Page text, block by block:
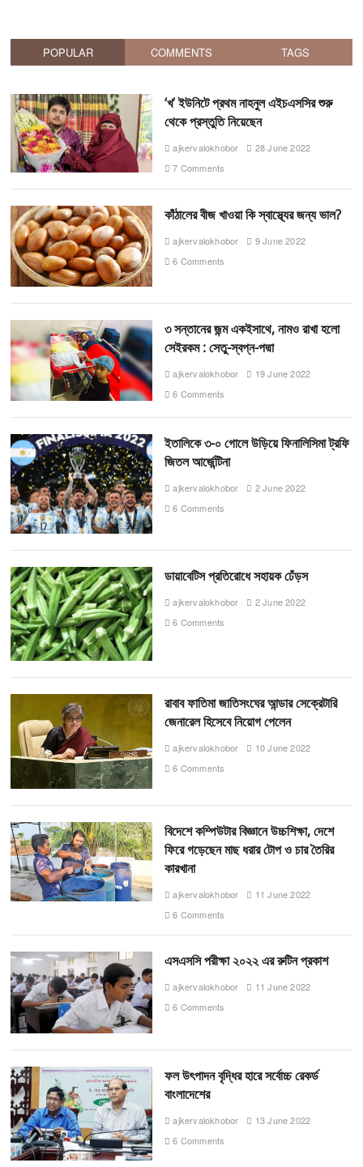
POPULAR COMMENTS TAGS
‘খ’ ইউনিটে প্রথম নাহনুল এইচএসসির শুরু
থেকে প্রস্তুতি নিয়েছেন
ajkervalokhobor
28 June 2022
7 Comments
কাঁঠালের বীজ খাওয়া কি স্বাস্থ্যের জন্য ভাল?
ajkervalokhobor
9 June 2022
6 Comments
৩ সন্তানের জন্ম একইসাথে, নামও রাখা হলো
সেইরকম : সেতু-স্বপ্ন-পদ্মা
ajkervalokhobor
19 June 2022
6 Comments
ইতালিকে ৩-০ গোলে উড়িয়ে ফিনালিসিমা ট্রফি
জিতল আর্জেন্টিনা
ajkervalokhobor
2 June 2022
6 Comments
ডায়াবেটিস প্রতিরোধে সহায়ক ঢেঁড়স
ajkervalokhobor
2 June 2022
6 Comments
রাবাব ফাতিমা জাতিসংঘের আন্ডার সেক্রেটারি
জেনারেল হিসেবে নিয়োগ পেলেন
ajkervalokhobor
10 June 2022
6 Comments
বিদেশে কম্পিউটার বিজ্ঞানে উচ্চশিক্ষা, দেশে
ফিরে গড়েছেন মাছ ধরার টোপ ও চার তৈরির
কারখানা
ajkervalokhobor
11 June 2022
6 Comments
এসএসসি পরীক্ষা ২০২২ এর রুটিন প্রকাশ
ajkervalokhobor
11 June 2022
6 Comments
ফল উৎপাদন বৃদ্ধির হারে সর্বোচ্চ রেকর্ড
বাংলাদেশের
ajkervalokhobor
13 June 2022
6 Comments